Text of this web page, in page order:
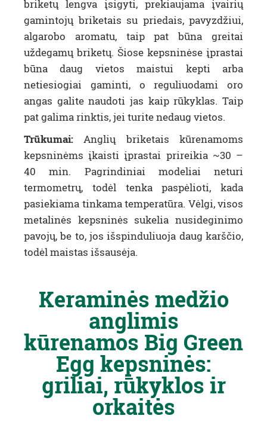
briketų lengva įsigyti, prekiaujama įvairių
gamintojų briketais su priedais, pavyzdžiui,
algarobo aromatu, taip pat būna greitai
uždegamų briketų. Šiose kepsninėse įprastai
būna daug vietos maistui kepti arba
netiesiogiai gaminti, o reguliuodami oro
angas galite naudoti jas kaip rūkyklas. Taip
pat galima rinktis, jei turite nedaug vietos.
Trūkumai: Anglių briketais kūrenamoms
kepsninėms įkaisti įprastai prireikia ~30 –
40 min. Pagrindiniai modeliai neturi
termometrų, todėl tenka paspėlioti, kada
pasiekiama tinkama temperatūra. Vėlgi, visos
metalinės kepsninės sukelia nusideginimo
pavojų, be to, jos išspinduliuoja daug karščio,
todėl maistas išsausėja.
Keraminės medžio
anglimis
kūrenamos Big Green
Egg kepsninės:
griliai, rūkyklos ir
orkaitės